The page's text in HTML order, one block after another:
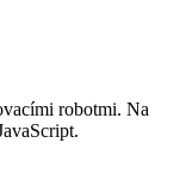
robotmi. Na